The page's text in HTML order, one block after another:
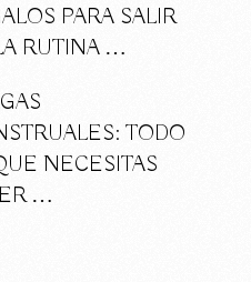
PARA SALIR
RUTINA …
TODO
NECESITAS
…